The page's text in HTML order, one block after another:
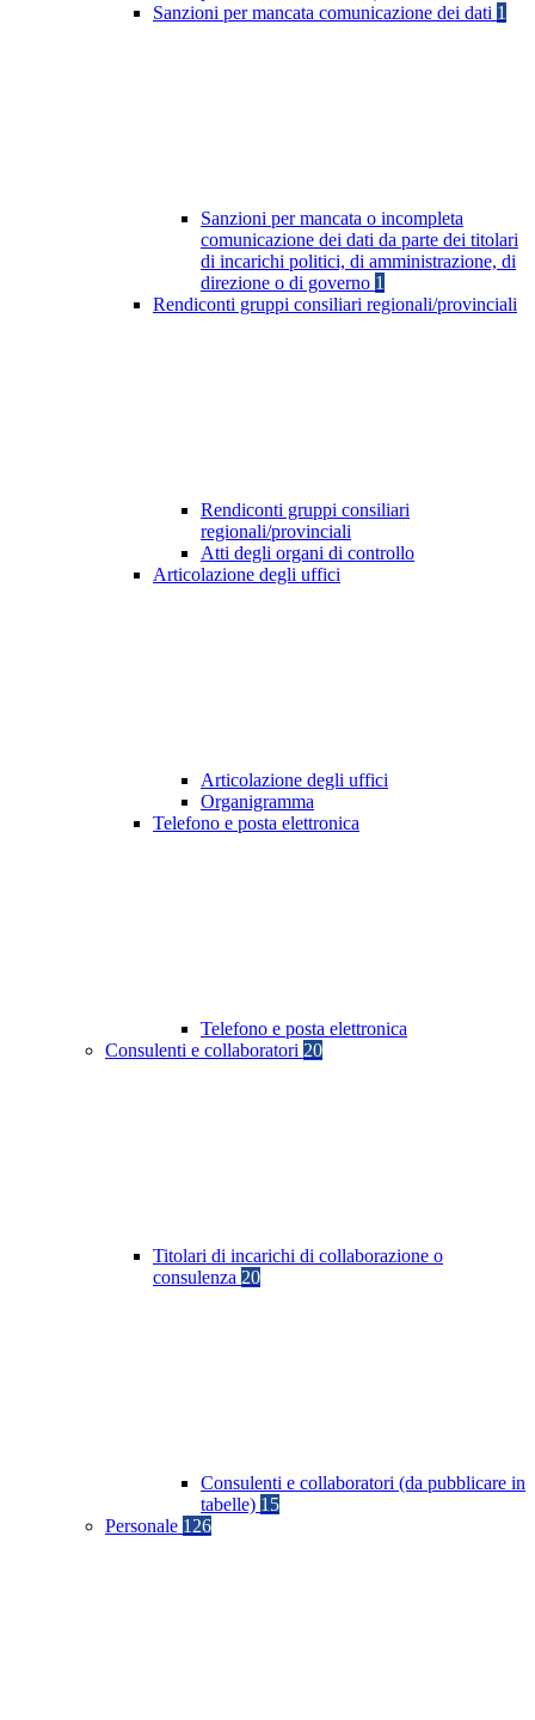
Sanzioni per mancata comunicazione dei dati 1
Sanzioni per mancata o incompleta
comunicazione dei dati da parte dei titolari
di incarichi politici, di amministrazione, di
direzione o di governo 1
Rendiconti gruppi consiliari regionali/provinciali
Rendiconti gruppi consiliari
regionali/provinciali
Atti degli organi di controllo
Articolazione degli uffici
Articolazione degli uffici
Organigramma
Telefono e posta elettronica
Telefono e posta elettronica
Consulenti e collaboratori 20
Titolari di incarichi di collaborazione o
consulenza 20
Consulenti e collaboratori (da pubblicare in
tabelle) 15
Personale 126